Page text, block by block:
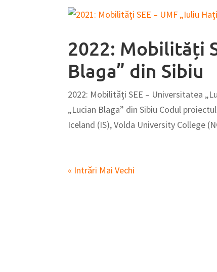
2022: Mobilități
Blaga” din Sibiu
2022: Mobilități SEE – Universitatea
„Lucian Blaga” din Sibiu Codul
Iceland (IS), Volda University College
« Intrări Mai Vechi